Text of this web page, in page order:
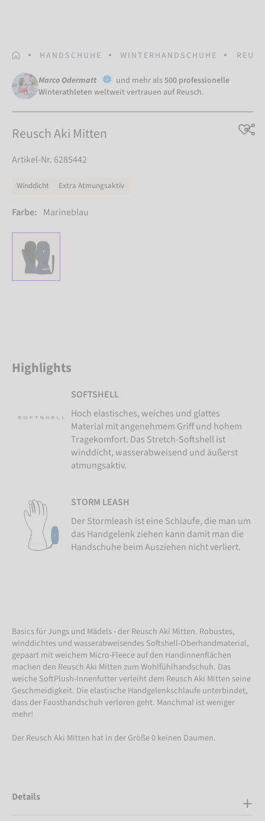
STARTSEITEHANDSCHUHE WINTERHANDSCHUHE
Marco Odermatt und mehr als500 professionelle
Winterathleten weltweit vertrauen auf Reusch.
Reusch Aki Mitten
Artikel-Nr. 6285442
Winddicht Extra Atmungsaktiv
Farbe: Marineblau
Highlights
SOFTSHELL
Hoch elastisches, weiches und glattes
Material mit angenehmem Griff und hohem
Tragekomfort. Das Stretch-Softshell ist
winddicht, wasserabweisend und äußerst
atmungsaktiv.
STORM LEASH
Der Stormleash ist eine Schlaufe, die man um
das Handgelenk ziehen kann damit man die
Handschuhe beim Ausziehen nicht verliert.
Basics für Jungs und Mädels - der Reusch Aki Mitten. Robustes,
winddichtes und wasserabweisendes Softshell-Oberhandmaterial,
gepaart mit weichem Micro-Fleece auf den Handinnenflächen
machen den Reusch Aki Mitten zum Wohlfühlhandschuh. Das
weiche SoftPlush-Innenfutter verleiht dem Reusch Aki Mitten seine
Geschmeidigkeit. Die elastische Handgelenkschlaufe unterbindet,
dass der Fausthandschuh verloren geht. Manchmal ist weniger
mehr!
Der Reusch Aki Mitten hat in der Größe 0 keinen Daumen.
Details